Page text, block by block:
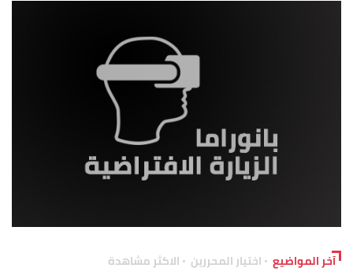
آخر المواضيع اختيار المحررين الاكثر مشاهدة